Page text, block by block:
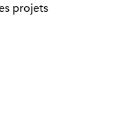
projets